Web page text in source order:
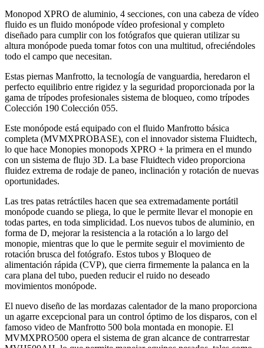
Monopod XPRO de aluminio, 4 secciones, con una cabeza de vídeo
fluido es un fluido monópode vídeo profesional y completo
diseñado para cumplir con los fotógrafos que quieran utilizar su
altura monópode pueda tomar fotos con una multitud, ofreciéndoles
todo el campo que necesitan.
Estas piernas Manfrotto, la tecnología de vanguardia, heredaron el
perfecto equilibrio entre rigidez y la seguridad proporcionada por la
gama de trípodes profesionales sistema de bloqueo, como trípodes
Colección 190 Colección 055.
Este monópode está equipado con el fluido Manfrotto básica
completa (MVMXPROBASE), con el innovador sistema Fluidtech,
lo que hace Monopies monopods XPRO + la primera en el mundo
con un sistema de flujo 3D. La base Fluidtech video proporciona
fluidez extrema de rodaje de paneo, inclinación y rotación de nuevas
oportunidades.
Las tres patas retráctiles hacen que sea extremadamente portátil
monópode cuando se pliega, lo que le permite llevar el monopie en
todas partes, en toda simplicidad. Los nuevos tubos de aluminio, en
forma de D, mejorar la resistencia a la rotación a lo largo del
monopie, mientras que lo que le permite seguir el movimiento de
rotación brusca del fotógrafo. Estos tubos y Bloqueo de
alimentación rápida (CVP), que cierra firmemente la palanca en la
cara plana del tubo, pueden reducir el ruido no deseado
movimientos monópode.
El nuevo diseño de las mordazas calentador de la mano proporciona
un agarre excepcional para un control óptimo de los disparos, con el
famoso video de Manfrotto 500 bola montada en monopie. El
MVMXPRO500 opera el sistema de gran alcance de contrarrestar